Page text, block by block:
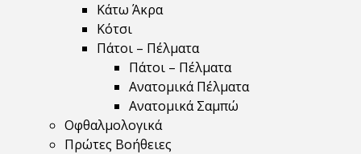
Κάτω Άκρα
Κότσι
Πάτοι – Πέλματα
Πάτοι – Πέλματα
Ανατομικά Πέλματα
Ανατομικά Σαμπώ
Οφθαλμολογικά
Πρώτες Βοήθειες